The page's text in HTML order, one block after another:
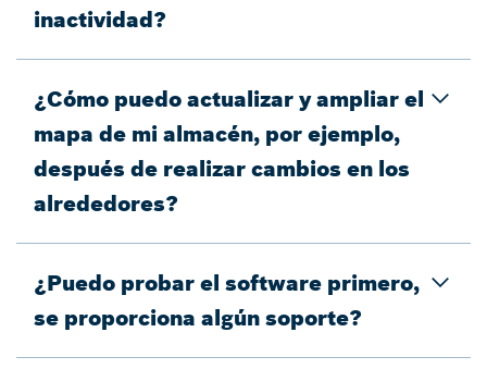
inactividad?
¿Cómo puedo actualizar y ampliar el
mapa de mi almacén, por ejemplo,
después de realizar cambios en los
alrededores?
¿Puedo probar el software primero,
se proporciona algún soporte?